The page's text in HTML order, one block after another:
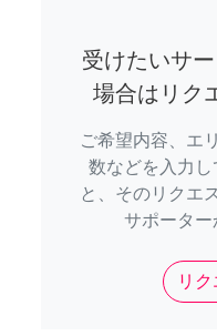
受けたいサ
場合はリク
ご希望内容、エ
数などを入力
と、そのリクエ
サポーター
リ